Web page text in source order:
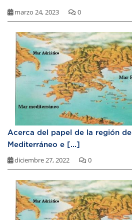
marzo 24, 2023 0
Acerca del papel de la región
Mediterráneo e [...]
diciembre 27, 2022 0